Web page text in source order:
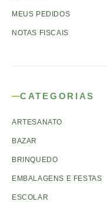
MEUS PEDIDOS
NOTAS FISCAIS
CATEGORIAS
ARTESANATO
BAZAR
BRINQUEDO
EMBALAGENS E FESTAS
ESCOLAR